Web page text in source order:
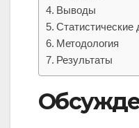
Выводы
Статистические
Методология
Результаты